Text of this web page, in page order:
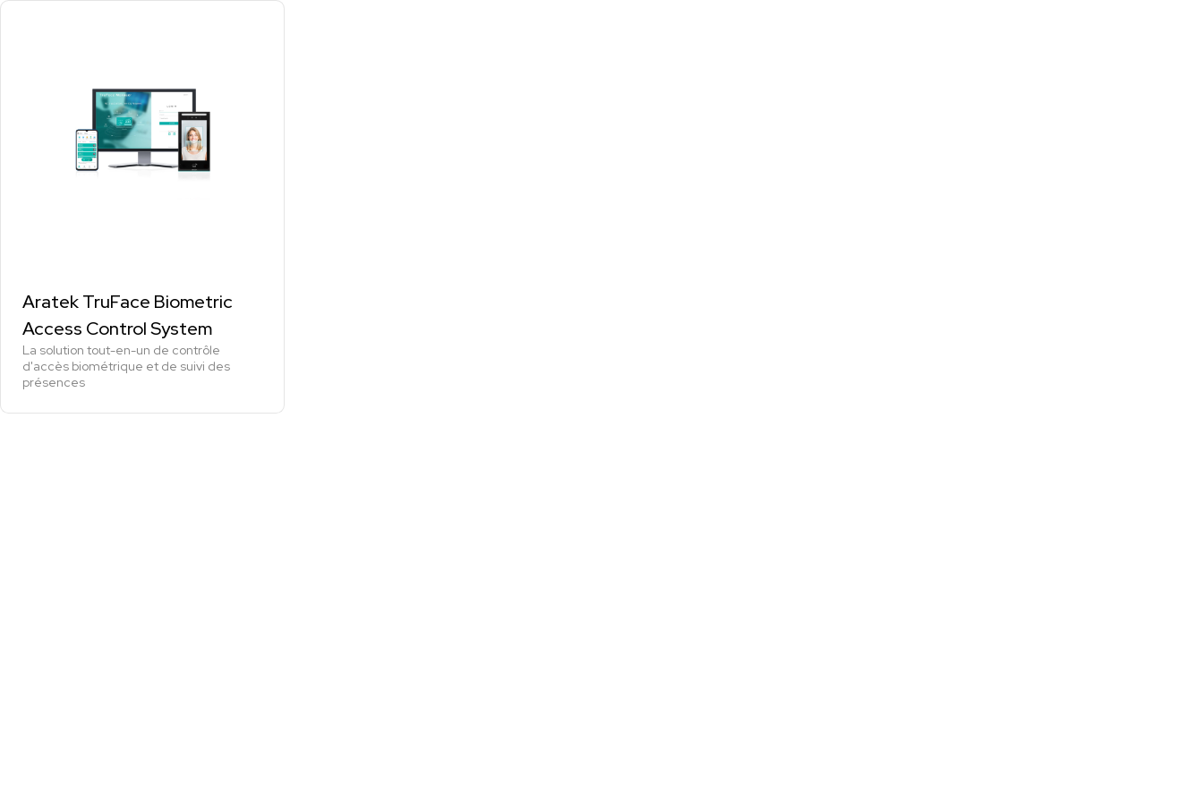
Aratek TruFace Biometric
Access Control System
La solution tout-en-un de contrôle
d'accès biométrique et de suivi des
présences